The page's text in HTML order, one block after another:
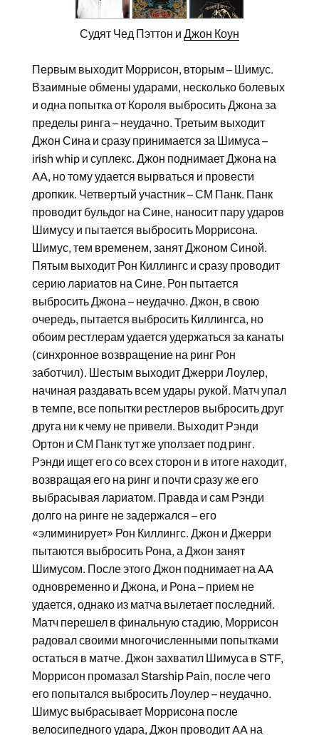
Судят Чед Пэттон и Джон Коун
Первым выходит Моррисон, вторым – Шимус.
Взаимные обмены ударами, несколько болевых
и одна попытка от Короля выбросить Джона за
пределы ринга – неудачно. Третьим выходит
Джон Сина и сразу принимается за Шимуса –
irish whip и суплекс. Джон поднимает Джона на
AA, но тому удается вырваться и провести
дропкик. Четвертый участник – СМ Панк. Панк
проводит бульдог на Сине, наносит пару ударов
Шимусу и пытается выбросить Моррисона.
Шимус, тем временем, занят Джоном Синой.
Пятым выходит Рон Киллингс и сразу проводит
серию лариатов на Сине. Рон пытается
выбросить Джона – неудачно. Джон, в свою
очередь, пытается выбросить Киллингса, но
обоим рестлерам удается удержаться за канаты
(синхронное возвращение на ринг Рон
заботчил). Шестым выходит Джерри Лоулер,
начиная раздавать всем удары рукой. Матч упал
в темпе, все попытки рестлеров выбросить друг
друга ни к чему не привели. Выходит Рэнди
Ортон и СМ Панк тут же уползает под ринг.
Рэнди ищет его со всех сторон и в итоге находит,
возвращая его на ринг и почти сразу же его
выбрасывая лариатом. Правда и сам Рэнди
долго на ринге не задержался – его
«элиминирует» Рон Киллингс. Джон и Джерри
пытаются выбросить Рона, а Джон занят
Шимусом. После этого Джон поднимает на AA
одновременно и Джона, и Рона – прием не
удается, однако из матча вылетает последний.
Матч перешел в финальную стадию, Моррисон
радовал своими многочисленными попытками
остаться в матче. Джон захватил Шимуса в STF,
Моррисон промазал Starship Pain, после чего
его попытался выбросить Лоулер – неудачно.
Шимус выбрасывает Моррисона после
велосипедного удара, Джон проводит AA на